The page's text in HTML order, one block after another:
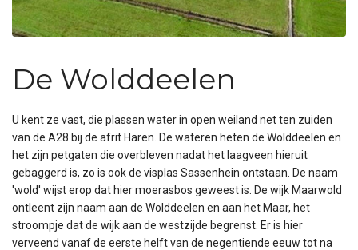
De Wolddeelen
U kent ze vast, die plassen water in open weiland net ten zuiden
van de A28 bij de afrit Haren. De wateren heten de Wolddeelen en
het zijn petgaten die overbleven nadat het laagveen hieruit
gebaggerd is, zo is ook de visplas Sassenhein ontstaan. De naam
'wold' wijst erop dat hier moerasbos geweest is. De wijk Maarwold
ontleent zijn naam aan de Wolddeelen en aan het Maar, het
stroompje dat de wijk aan de westzijde begrenst. Er is hier
verveend vanaf de eerste helft van de negentiende eeuw tot na